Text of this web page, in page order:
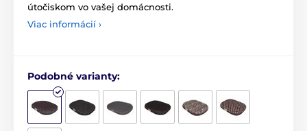
útočiskom vo vašej domácnosti.
Viac informácií ›
Podobné varianty: